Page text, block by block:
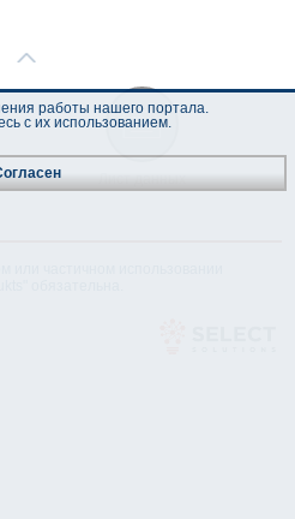
Лист данных
работы нашего портала.
с их использованием.